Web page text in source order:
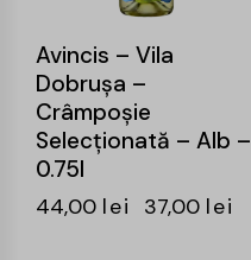
Avincis – Vila
Dobrușa –
Crâmpoșie
Selecționată – Alb –
0.75l
44,00 lei 37,00 lei